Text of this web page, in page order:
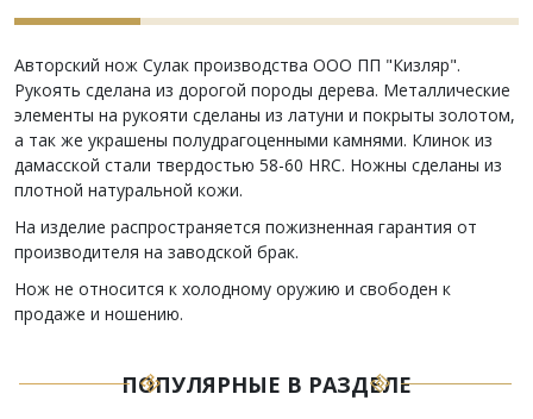
Авторский нож Сулак производства ООО ПП "Кизляр".
Рукоять сделана из дорогой породы дерева. Металлические
элементы на рукояти сделаны из латуни и покрыты золотом,
а так же украшены полудрагоценными камнями. Клинок из
дамасской стали твердостью 58-60 HRC. Ножны сделаны из
плотной натуральной кожи.
На изделие распространяется пожизненная гарантия от
производителя на заводской брак.
Нож не относится к холодному оружию и свободен к
продаже и ношению.
ПОПУЛЯРНЫЕ В РАЗДЕЛЕ